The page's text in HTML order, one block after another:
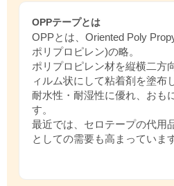
OPPテープとは
OPPとは、Oriented Poly
ポリプロピレン)の略。
ポリプロピレン材を縦横二方
ィルム状にして粘着剤を塗布
耐水性・耐湿性に優れ、おも
す。
最近では、セロテープの代用
としての需要も高まっています